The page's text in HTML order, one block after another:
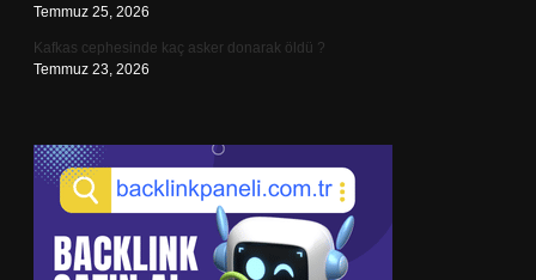
Temmuz 25, 2026
Kafkas cephesinde kaç asker donarak öldü ?
Temmuz 23, 2026